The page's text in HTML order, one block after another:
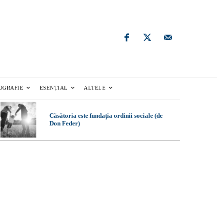
ESENȚIAL ALTELE
Căsătoria este fundația ordinii sociale (de
Don Feder)